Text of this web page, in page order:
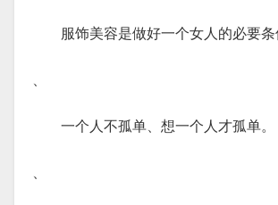
服饰美容是做好一个女人的必要
、
一个人不孤单、想一个人才孤单。
、